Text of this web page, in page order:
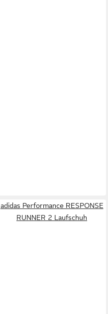
adidas Performance RESPONSE
RUNNER 2 Laufschuh